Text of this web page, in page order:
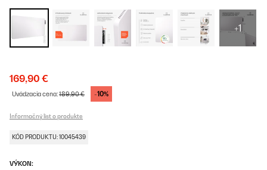
+1
169,90 €
Uvádzacia cena:189,90 € -10%
Informačný list o produkte
KÓD PRODUKTU: 10045439
VÝKON: